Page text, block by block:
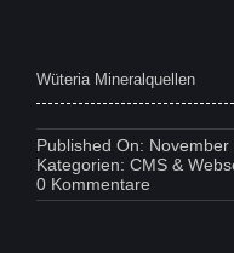
Wüteria Mineralquellen
Published On:
Kategorien: CMS &
0 Kommentareon
Wüteria